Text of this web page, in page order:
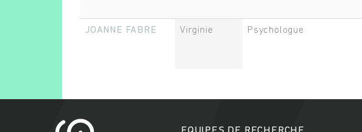
JOANNE FABRE Virginie Psychologue